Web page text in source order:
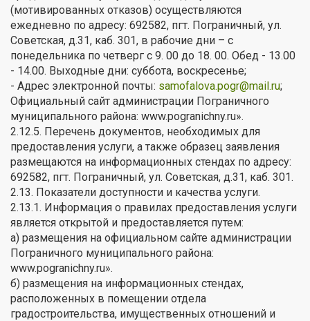
(мотивированных отказов) осуществляются
ежедневно по адресу: 692582, пгт. Пограничный, ул.
Советская, д.31, каб. 301, в рабочие дни – с
понедельника по четверг с 9. 00 до 18. 00. Обед - 13.00
- 14.00. Выходные дни: суббота, воскресенье;
- Адрес электронной почты: samofalova.pogr@mail.ru;
Официальный сайт администрации Пограничного
муниципального района: www.pogranichny.ru».
2.12.5. Перечень документов, необходимых для
предоставления услуги, а также образец заявления
размещаются на информационных стендах по адресу:
692582, пгт. Пограничный, ул. Советская, д.31, каб. 301.
2.13. Показатели доступности и качества услуги.
2.13.1. Информация о правилах предоставления услуги
является открытой и предоставляется путем:
а) размещения на официальном сайте администрации
Пограничного муниципального района:
www.pogranichny.ru».
б) размещения на информационных стендах,
расположенных в помещении отдела
градостроительства, имущественных отношений и